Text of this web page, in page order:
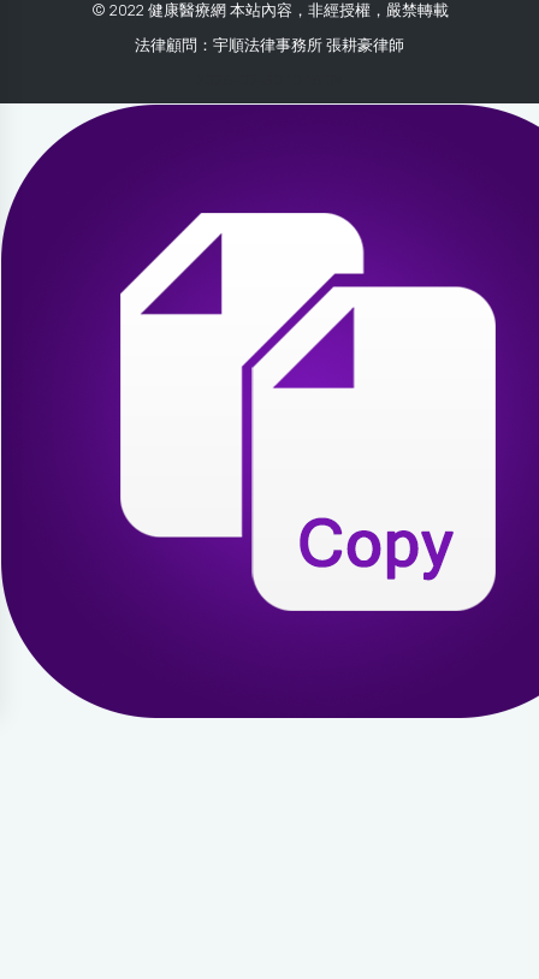
© 2022 健康醫療網 本站內容，非經授權，嚴禁轉載
法律顧問：宇順法律事務所 張耕豪律師